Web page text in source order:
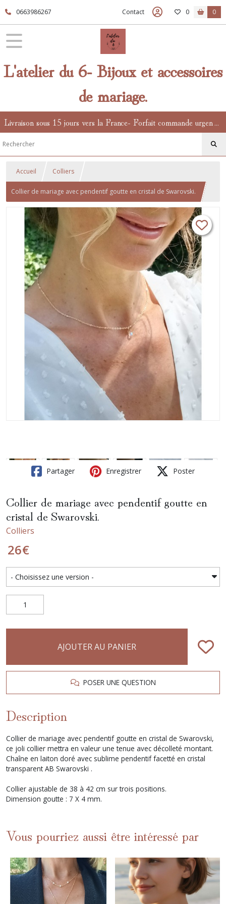
0663986267 Contact 0 0
L'atelier du 6- Bijoux et accessoires
de mariage.
Livraison sous 15 jours vers la France- Forfait commande urgente en supplément.
Accueil Colliers
Collier de mariage avec pendentif goutte en cristal de Swarovski.
Partager Enregistrer Poster
Collier de mariage avec pendentif goutte en
cristal de Swarovski.
Colliers
26€
AJOUTER AU PANIER
POSER UNE QUESTION
Description
Collier de mariage avec pendentif goutte en cristal de Swarovski,
ce joli collier mettra en valeur une tenue avec décolleté montant.
Chaîne en laiton doré avec sublime pendentif facetté en cristal
transparent AB Swarovski .
Collier ajustable de 38 à 42 cm sur trois positions.
Dimension goutte : 7 X 4 mm.
Vous pourriez aussi être intéressé par